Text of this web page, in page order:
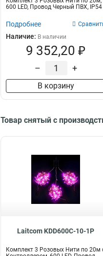
600 LED, Провод Черный ПВХ, IP54
Подробнее
Наличие: В наличии
9 352,20 ₽
– +
В корзину
Товар снятый с
Laitcom KDD600C-10-1P
Комплект 3 Розовых Нити по 20м